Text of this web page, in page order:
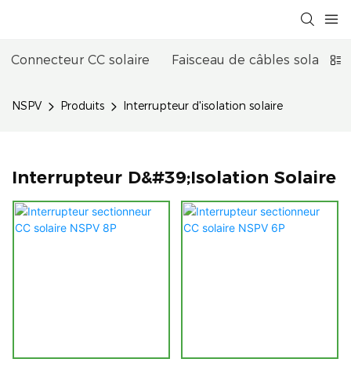
Connecteur CC solaire Faisceau de câbles solaires
NSPV Produits Interrupteur d'isolation solaire
Interrupteur D&#39;isolation Solaire